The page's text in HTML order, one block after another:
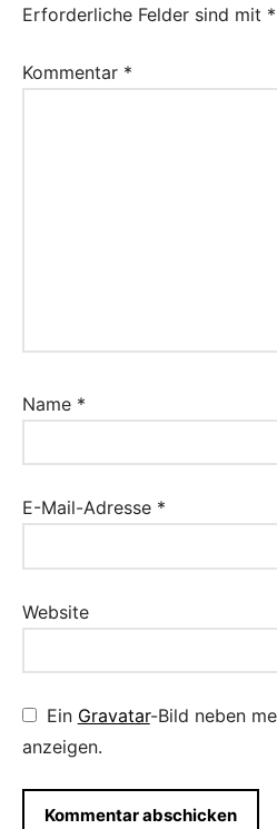
Erforderliche Felder sind mit *
Kommentar *
Name *
E-Mail-Adresse *
Website
Ein Gravatar-Bild neben
anzeigen.